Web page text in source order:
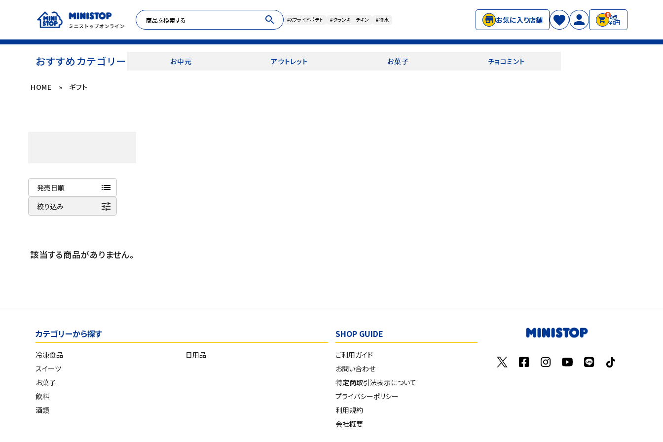
search #Xフライドポテト #クランキーチキン #特水 お気に入り店舗
00点
¥0円
おすすめカテゴリー お中元 アウトレット お菓子 チョコミント
ACCOUNT MENU
冷凍食品
ギフト
セール
フードロス
ペット用品
HOME » ギフト
発売日順 list
商品名
価格が安い
絞り込み tune
該当する商品がありません。
カテゴリーから探す
冷凍食品
スイーツ
お菓子
飲料
酒類
日用品
SHOP GUIDE
ご利用ガイド
お問い合わせ
特定商取引法表示について
プライバシーポリシー
利用規約
会社概要